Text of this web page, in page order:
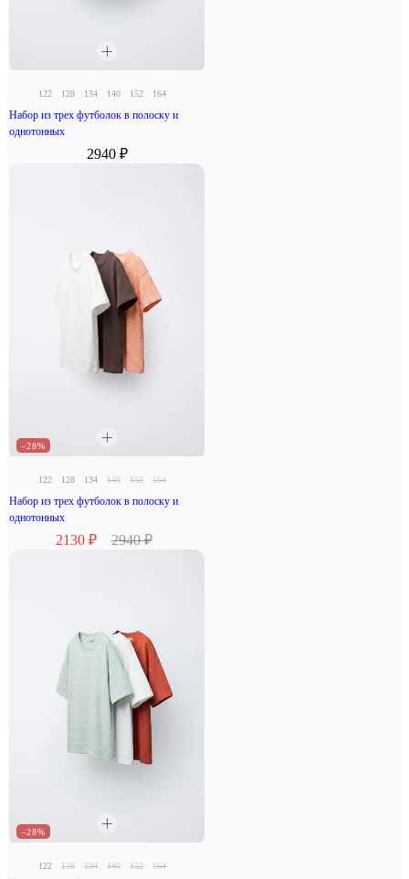
122 128 134 140 152 164
Набор из трех футболок в полоску и
однотонных
2940 ₽
–28%
122 128 134 140 152 164
Набор из трех футболок в полоску и
однотонных
2130 ₽ 2940 ₽
–28%
122 128 134 140 152 164